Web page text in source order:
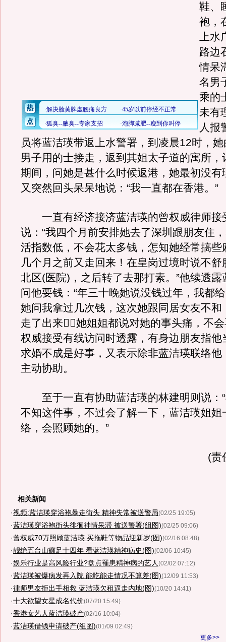
鞋、
袍，
上水
路边
情呆
名男
乘的
未有
人报
员将蓝洁瑛带返上水警署，到凌晨12时，
男子用的士接走，返到其姐太子道的寓所，
期间，问她是甚什么时候返港，她最初没有
又突然回头呆呆地说：“我一直都在香港。”
一直有经济接济蓝洁瑛的曾权威律师接
说：“我四个月前安排她去了深圳跟朋友住
活指数低，不会花太多钱，怎知她经常搞些
几个月之前又走回来！在皇岗过境时说不舒
北区(医院)，之后转了去那打素。”他续透
问他要钱：“年三十晚她说没钱过年，我都
她问我拿过几次钱，这次她跟同居女友不和
走了出来，她姐姐都说对她的事头痛，不
权威接受有线访问时透露，有身边朋友指他
求婚不成是好事，又表示除非蓝洁瑛联络他
主动协助。
至于一直有协助蓝洁瑛的林建明则说：“
不知这件事，不过会了解一下，蓝洁瑛姐姐
络，会照顾她的。”
(责
相关新闻
·视频:蓝洁瑛穿浴袍暴走街头 精神失常被送警局(02/25 19:05)
·蓝洁瑛穿浴袍街头徘徊神情呆滞 被送警署(组图)(02/25 09:06)
·曾权威70万照顾蓝洁瑛 买拖鞋等物品迎新岁(图)(02/16 08:48)
·靓绝五台山癫足十四年 看蓝洁瑛精神病史(图)(02/06 10:45)
·娱乐行业是高风险行业?盘点罹患精神病的艺人 (02/02 07:12)
·蓝洁瑛被爆病发再入院 能吃能走情况不算差(图)(12/09 11:53)
·律师男友拒出手相救 蓝洁瑛欠租逼走内地(图)(10/20 14:41)
·十大欲望女星成名代价(07/20 15:49)
·香港女艺人蓝洁瑛破产(02/16 10:04)
·蓝洁瑛借钱申请破产(组图)(01/09 02:49)
更多>>